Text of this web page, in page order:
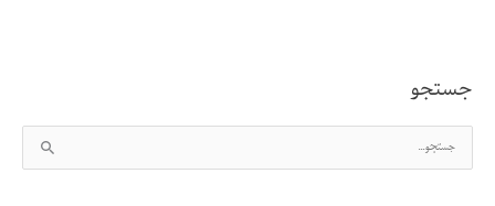
جستجو
س